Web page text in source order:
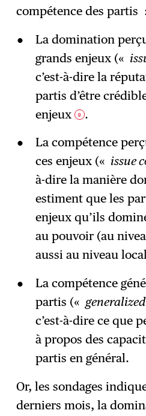
compétence des partis
La domination
grands enjeux («
c’est-à-dire la
partis d’être
enjeux
9 .
La compétence
ces enjeux (« issue
à-dire la manière
estiment que les
enjeux qu’ils
au pouvoir (au
aussi au niveau
La compétence
partis («
c’est-à-dire ce que
à propos des
partis en général.
Or, les sondages
derniers mois, la